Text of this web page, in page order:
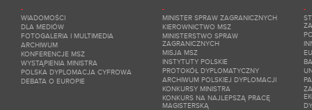
WIADOMOŚCI
DLA MEDIÓW
FOTOGALERIA I MULTIMEDIA
ARCHIWUM
KONFERENCJE MSZ
WYSTĄPIENIA MINISTRA
POLSKA DYPLOMACJA CYFROWA
DEBATA O EUROPIE
MINISTER SPRAW ZAGRANICZNYCH
KIEROWNICTWO MSZ
MINISTERSTWO SPRAW
ZAGRANICZNYCH
MISJA MSZ
INSTYTUTY POLSKIE
PROTOKÓŁ DYPLOMATYCZNY
ARCHIWUM POLSKIEJ DYPLOMACJI
KONKURSY MINISTRA
KONKURS NA NAJLEPSZĄ PRACĘ
MAGISTERSKĄ